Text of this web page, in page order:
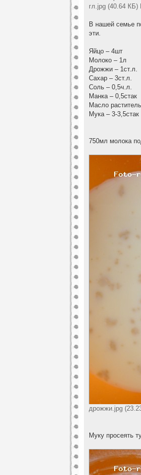
гл.jpg (40.64 КБ)
В нашей семье
эти.
Яйцо – 4шт
Молоко – 1л
Дрожжи – 1ст.л.
Сахар – 3ст.л.
Соль – 0,5ч.л.
Манка – 0,5стак
Масло
Мука – 3-3,5стак
750мл молока
дрожжи.jpg
Муку просеять